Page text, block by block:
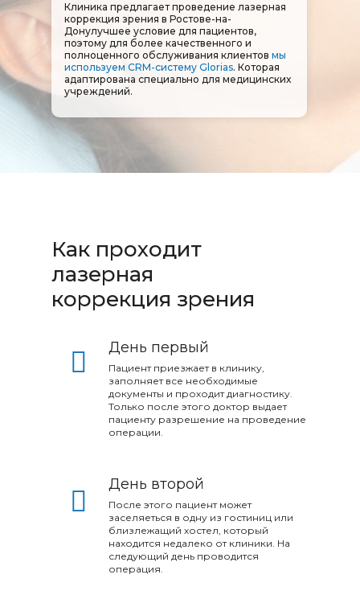
Клиника предлагает проведение лазерная
коррекция зрения в Ростове-на-
Донулучшее условие для пациентов,
поэтому для более качественного и
полноценного обслуживания клиентов мы
используем CRM-систему Glorias. Которая
адаптирована специально для медицинских
учреждений.
Как проходит
лазерная
коррекция зрения
День первый
Пациент приезжает в клинику,
заполняет все необходимые
документы и проходит диагностику.
Только после этого доктор выдает
пациенту разрешение на проведение
операции.​​​​​​​
День второй
После этого пациент может
заселяеться в одну из гостиниц или
близлежащий хостел, который
находится недалеко от клиники. На
следующий день проводится
операция.​​